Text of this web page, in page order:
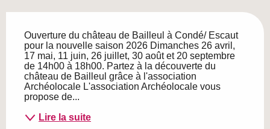
Ouverture du château de Bailleul à Condé/ Escaut
pour la nouvelle saison 2026 Dimanches 26 avril,
17 mai, 11 juin, 26 juillet, 30 août et 20 septembre
de 14h00 à 18h00. Partez à la découverte du
château de Bailleul grâce à l'association
Archéolocale L'association Archéolocale vous
propose de...
Lire la suite